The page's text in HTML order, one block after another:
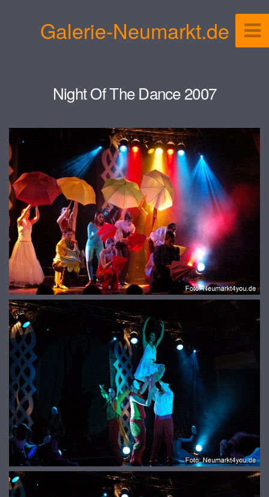
Galerie-Neumarkt.de
Night Of The Dance 2007